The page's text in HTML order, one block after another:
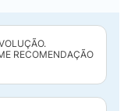
RECOMENDAÇÃO